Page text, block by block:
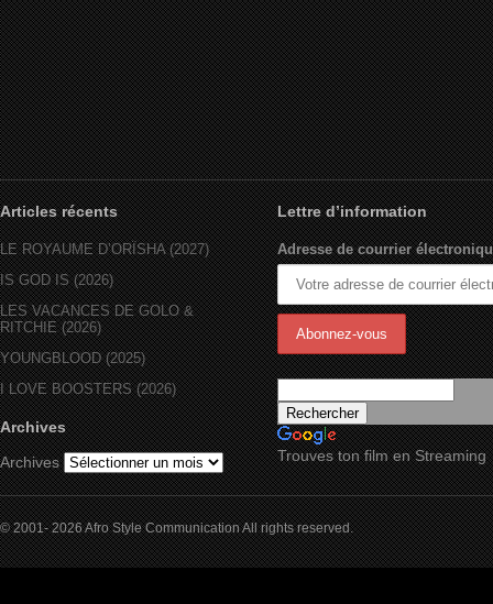
Articles récents
LE ROYAUME D’ORÏSHA (2027)
IS GOD IS (2026)
LES VACANCES DE GOLO &
RITCHIE (2026)
YOUNGBLOOD (2025)
I LOVE BOOSTERS (2026)
Archives
Archives
Lettre d’information
Adresse de courrier
Trouves ton film en Streaming
© 2001- 2026 Afro Style Communication All rights reserved.